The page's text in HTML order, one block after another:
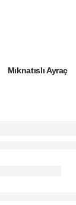
Mıknatıslı Ayraç